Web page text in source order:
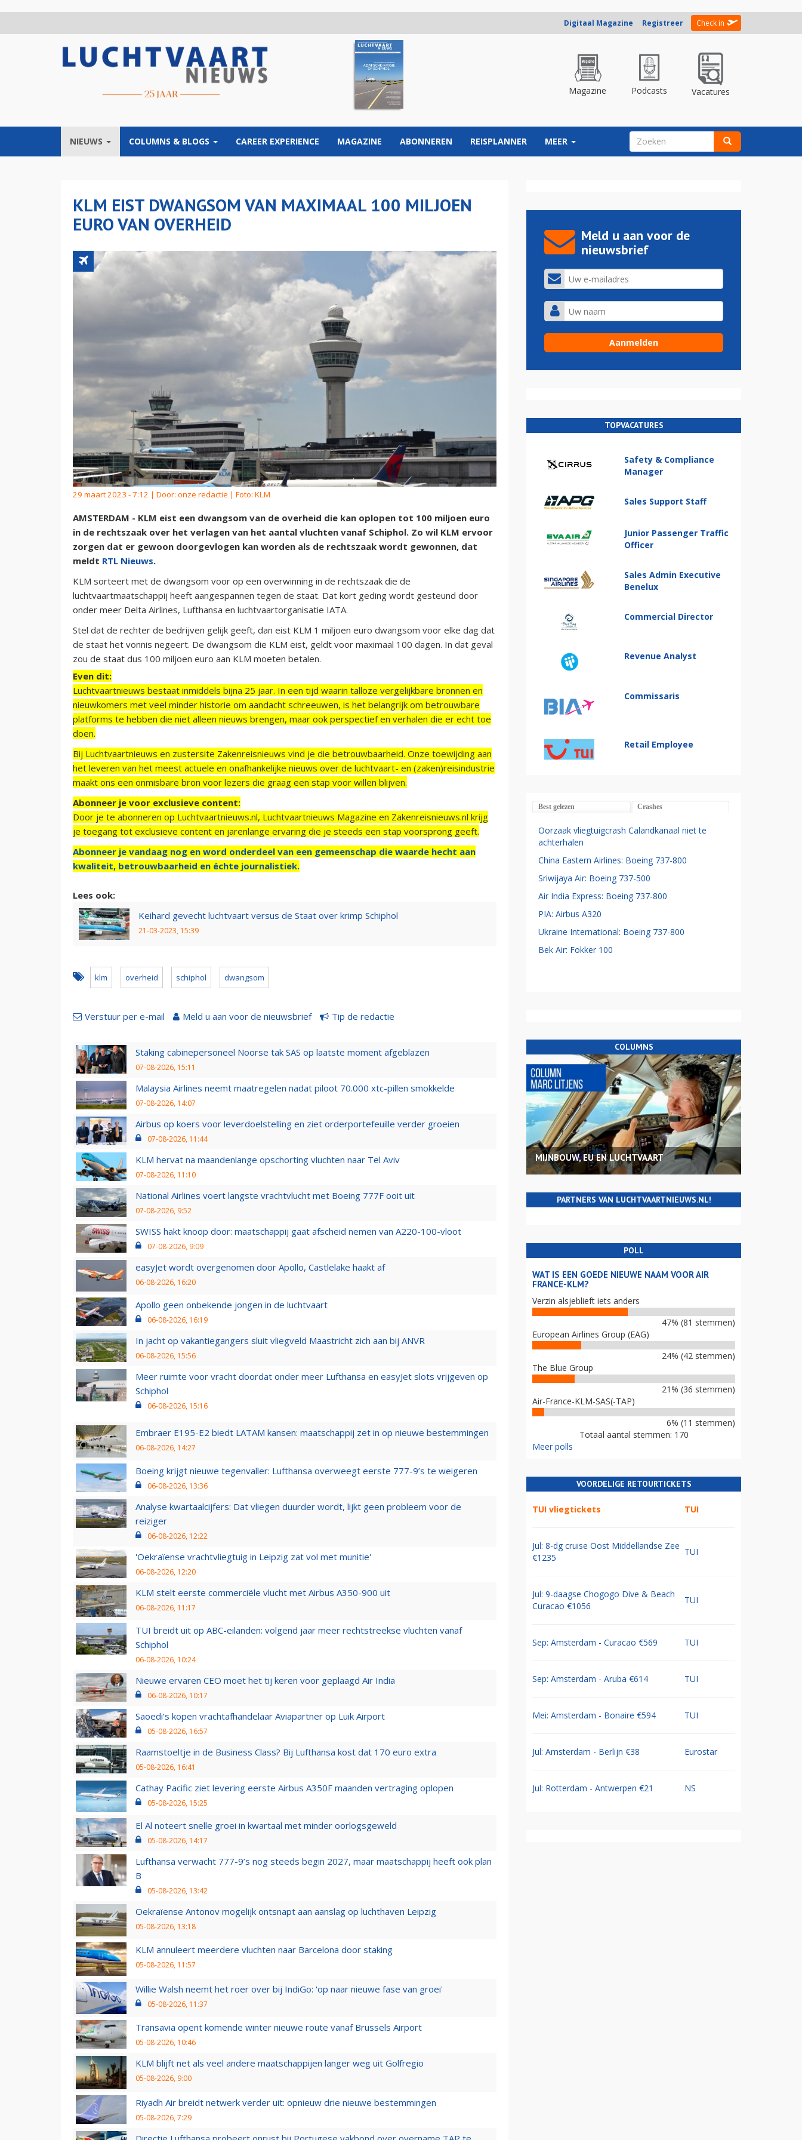
Digitaal Magazine Registreer Check in
Magazine Podcasts Vacatures
NIEUWS COLUMNS & BLOGS CAREER EXPERIENCE MAGAZINE ABONNEREN REISPLANNER MEER ZOEKVELD
KLM EIST DWANGSOM VAN MAXIMAAL 100 MILJOEN
EURO VAN OVERHEID
29 maart 2023 - 7:12 | Door: onze redactie | Foto: KLM
AMSTERDAM - KLM eist een dwangsom van de overheid die kan oplopen tot 100 miljoen euro
in de rechtszaak over het verlagen van het aantal vluchten vanaf Schiphol. Zo wil KLM ervoor
zorgen dat er gewoon doorgevlogen kan worden als de rechtszaak wordt gewonnen, dat
meldt RTL Nieuws.
KLM sorteert met de dwangsom voor op een overwinning in de rechtszaak die de
luchtvaartmaatschappij heeft aangespannen tegen de staat. Dat kort geding wordt gesteund door
onder meer Delta Airlines, Lufthansa en luchtvaartorganisatie IATA.
Stel dat de rechter de bedrijven gelijk geeft, dan eist KLM 1 miljoen euro dwangsom voor elke dag dat
de staat het vonnis negeert. De dwangsom die KLM eist, geldt voor maximaal 100 dagen. In dat geval
zou de staat dus 100 miljoen euro aan KLM moeten betalen.
Even dit:
Luchtvaartnieuws bestaat inmiddels bijna 25 jaar. In een tijd waarin talloze vergelijkbare bronnen en
nieuwkomers met veel minder historie om aandacht schreeuwen, is het belangrijk om betrouwbare
platforms te hebben die niet alleen nieuws brengen, maar ook perspectief en verhalen die er echt toe
doen.
Bij Luchtvaartnieuws en zustersite Zakenreisnieuws vind je die betrouwbaarheid. Onze toewijding aan
het leveren van het meest actuele en onafhankelijke nieuws over de luchtvaart- en (zaken)reisindustrie
maakt ons een onmisbare bron voor lezers die graag een stap voor willen blijven.
Abonneer je voor exclusieve content:
Door je te abonneren op Luchtvaartnieuws.nl, Luchtvaartnieuws Magazine en Zakenreisnieuws.nl krijg
je toegang tot exclusieve content en jarenlange ervaring die je steeds een stap voorsprong geeft.
Abonneer je vandaag nog en word onderdeel van een gemeenschap die waarde hecht aan
kwaliteit, betrouwbaarheid en échte journalistiek.
Lees ook:
Keihard gevecht luchtvaart versus de Staat over krimp Schiphol
21-03-2023, 15:39
klm overheid schiphol dwangsom
Verstuur per e-mail Meld u aan voor de nieuwsbrief Tip de redactie
Staking cabinepersoneel Noorse tak SAS op laatste moment afgeblazen
07-08-2026, 15:11
Malaysia Airlines neemt maatregelen nadat piloot 70.000 xtc-pillen smokkelde
07-08-2026, 14:07
Airbus op koers voor leverdoelstelling en ziet orderportefeuille verder groeien
07-08-2026, 11:44
KLM hervat na maandenlange opschorting vluchten naar Tel Aviv
07-08-2026, 11:10
National Airlines voert langste vrachtvlucht met Boeing 777F ooit uit
07-08-2026, 9:52
SWISS hakt knoop door: maatschappij gaat afscheid nemen van A220-100-vloot
07-08-2026, 9:09
easyJet wordt overgenomen door Apollo, Castlelake haakt af
06-08-2026, 16:20
Apollo geen onbekende jongen in de luchtvaart
06-08-2026, 16:19
In jacht op vakantiegangers sluit vliegveld Maastricht zich aan bij ANVR
06-08-2026, 15:56
Meer ruimte voor vracht doordat onder meer Lufthansa en easyJet slots vrijgeven op
Schiphol
06-08-2026, 15:16
Embraer E195-E2 biedt LATAM kansen: maatschappij zet in op nieuwe bestemmingen
06-08-2026, 14:27
Boeing krijgt nieuwe tegenvaller: Lufthansa overweegt eerste 777-9’s te weigeren
06-08-2026, 13:36
Analyse kwartaalcijfers: Dat vliegen duurder wordt, lijkt geen probleem voor de
reiziger
06-08-2026, 12:22
'Oekraïense vrachtvliegtuig in Leipzig zat vol met munitie'
06-08-2026, 12:20
KLM stelt eerste commerciële vlucht met Airbus A350-900 uit
06-08-2026, 11:17
TUI breidt uit op ABC-eilanden: volgend jaar meer rechtstreekse vluchten vanaf
Schiphol
06-08-2026, 10:24
Nieuwe ervaren CEO moet het tij keren voor geplaagd Air India
06-08-2026, 10:17
Saoedi’s kopen vrachtafhandelaar Aviapartner op Luik Airport
05-08-2026, 16:57
Raamstoeltje in de Business Class? Bij Lufthansa kost dat 170 euro extra
05-08-2026, 16:41
Cathay Pacific ziet levering eerste Airbus A350F maanden vertraging oplopen
05-08-2026, 15:25
El Al noteert snelle groei in kwartaal met minder oorlogsgeweld
05-08-2026, 14:17
Lufthansa verwacht 777-9’s nog steeds begin 2027, maar maatschappij heeft ook plan
B
05-08-2026, 13:42
Oekraïense Antonov mogelijk ontsnapt aan aanslag op luchthaven Leipzig
05-08-2026, 13:18
KLM annuleert meerdere vluchten naar Barcelona door staking
05-08-2026, 11:57
Willie Walsh neemt het roer over bij IndiGo: 'op naar nieuwe fase van groei'
05-08-2026, 11:37
Transavia opent komende winter nieuwe route vanaf Brussels Airport
05-08-2026, 10:46
KLM blijft net als veel andere maatschappijen langer weg uit Golfregio
05-08-2026, 9:00
Riyadh Air breidt netwerk verder uit: opnieuw drie nieuwe bestemmingen
05-08-2026, 7:29
Meld u aan voor de
nieuwsbrief
TOPVACATURES
Safety & Compliance
Manager
Sales Support Staff
Junior Passenger Traffic
Officer
Sales Admin Executive
Benelux
Commercial Director
Revenue Analyst
Commissaris
Retail Employee
Best gelezen Crashes
Oorzaak vliegtuigcrash Calandkanaal niet te
achterhalen
China Eastern Airlines: Boeing 737-800
Sriwijaya Air: Boeing 737-500
Air India Express: Boeing 737-800
PIA: Airbus A320
Ukraine International: Boeing 737-800
Bek Air: Fokker 100
COLUMNS
MIJNBOUW, EU EN LUCHTVAART
PARTNERS VAN LUCHTVAARTNIEUWS.NL!
POLL
WAT IS EEN GOEDE NIEUWE NAAM VOOR AIR
FRANCE-KLM?
Verzin alsjeblieft iets anders
47% (81 stemmen)
European Airlines Group (EAG)
24% (42 stemmen)
The Blue Group
21% (36 stemmen)
Air-France-KLM-SAS(-TAP)
6% (11 stemmen)
Totaal aantal stemmen: 170
Meer polls
VOORDELIGE RETOURTICKETS
TUI vliegtickets TUI
Jul: 8-dg cruise Oost Middellandse Zee
€1235
TUI
Jul: 9-daagse Chogogo Dive & Beach
Curacao €1056
TUI
Sep: Amsterdam - Curacao €569 TUI
Sep: Amsterdam - Aruba €614 TUI
Mei: Amsterdam - Bonaire €594 TUI
Jul: Amsterdam - Berlijn €38 Eurostar
Jul: Rotterdam - Antwerpen €21 NS